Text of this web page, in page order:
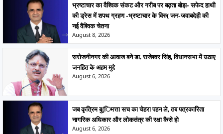
भ्रष्टाचार का वैश्विक संकट और गरीब पर बढ़ता बोझ- सफेद हाथी
की ड्रेस में शपथ ग्रहण -भ्रष्टाचार के विरु( जन-जवाबदेही की
नई वैश्विक चेतना
August 8, 2026
सरोजनीनगर की आवाज बने डा. राजेश्वर सिंह, विधानसभा में उठाए
जनहित के अहम मुद्दे
August 6, 2026
जब कृत्रिम बु(िमत्ता सच का चेहरा पहन ले, तब पत्रकारिता
नागरिक अधिकार और लोकतंत्र की रक्षा कैसे हो
August 6, 2026